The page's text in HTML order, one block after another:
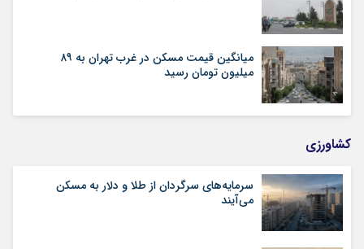
میانگین قیمت مسکن در غرب تهران به ۸۹
میلیون تومان رسید
کشاورزی
سرمایه‌های سرگردان از طلا و دلار به مسکن
می‌آیند